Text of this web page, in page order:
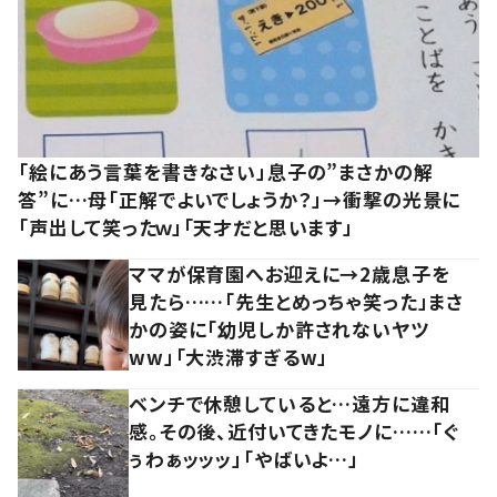
「絵にあう言葉を書きなさい」息子の”まさかの解
答”に…母「正解でよいでしょうか？」→衝撃の光景に
「声出して笑ったｗ」「天才だと思います」
ママが保育園へお迎えに→2歳息子を
見たら……「先生とめっちゃ笑った」まさ
かの姿に「幼児しか許されないヤツ
ww」「大渋滞すぎるw」
ベンチで休憩していると…遠方に違和
感。その後、近付いてきたモノに……「ぐ
ぅわぁッッッ」「やばいよ…」